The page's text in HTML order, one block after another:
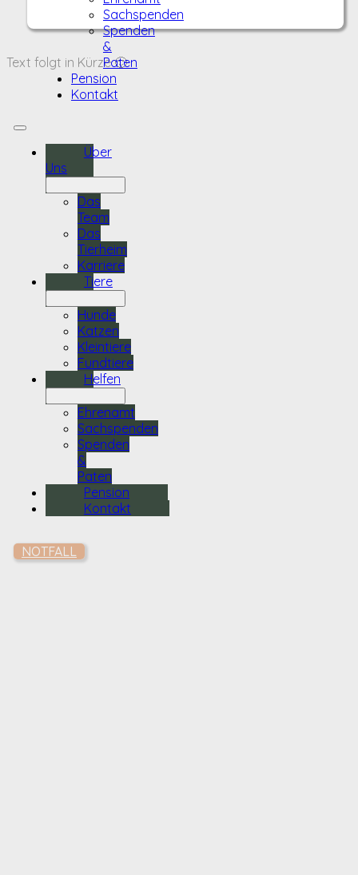
Sachspenden
Spenden
&
Paten
Pension
Kontakt
Über
Uns
Das
Team
Das
Tierheim
Karriere
Tiere
Hunde
Katzen
Kleintiere
Fundtiere
Helfen
Ehrenamt
Sachspenden
Spenden
&
Paten
Pension
Kontakt
NOTFALL
Text folgt in Kürze 🙂